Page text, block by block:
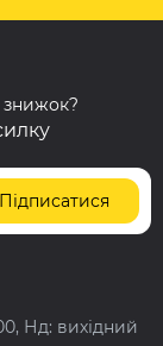
знижок?
Підписатися
до 15:00, Нд: вихідний